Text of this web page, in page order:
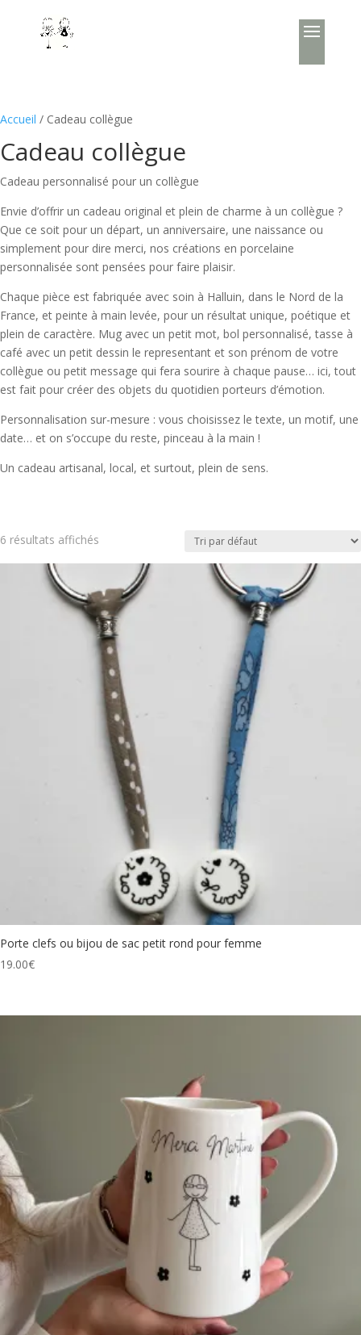
Accueil / Cadeau collègue
Cadeau collègue
Cadeau personnalisé pour un collègue
Envie d’offrir un cadeau original et plein de charme à un collègue ?
Que ce soit pour un départ, un anniversaire, une naissance ou
simplement pour dire merci, nos créations en porcelaine
personnalisée sont pensées pour faire plaisir.
Chaque pièce est fabriquée avec soin à Halluin, dans le Nord de la
France, et peinte à main levée, pour un résultat unique, poétique et
plein de caractère. Mug avec un petit mot, bol personnalisé, tasse à
café avec un petit dessin le representant et son prénom de votre
collègue ou petit message qui fera sourire à chaque pause… ici, tout
est fait pour créer des objets du quotidien porteurs d’émotion.
Personnalisation sur-mesure : vous choisissez le texte, un motif, une
date… et on s’occupe du reste, pinceau à la main !
Un cadeau artisanal, local, et surtout, plein de sens.
6 résultats affichés
Porte clefs ou bijou de sac petit rond pour femme
19.00€